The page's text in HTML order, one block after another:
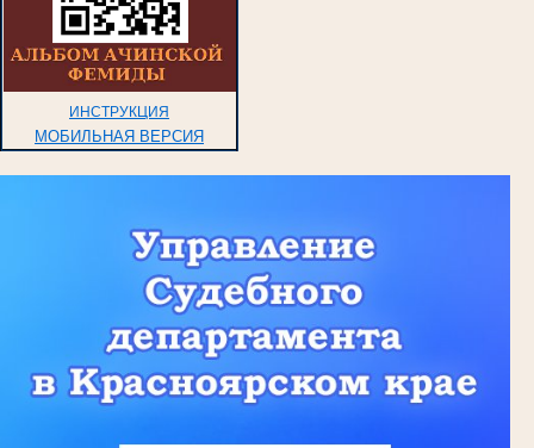
ИНСТРУКЦИЯ
МОБИЛЬНАЯ ВЕРСИЯ